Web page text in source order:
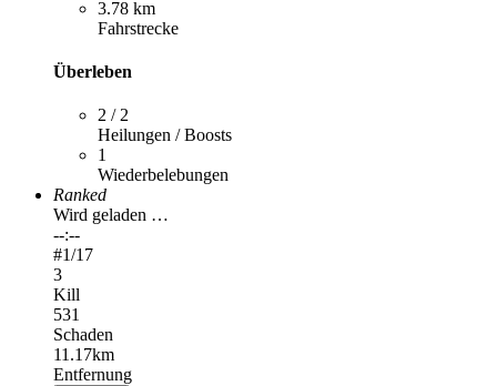
3.78 km
Fahrstrecke
Überleben
2 / 2
Heilungen / Boosts
1
Wiederbelebungen
Ranked
Wird geladen …
--:--
#1/17
3
Kill
531
Schaden
11.17km
Entfernung